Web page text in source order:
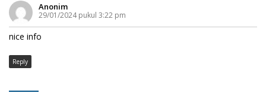
Anonim
29/01/2024 pukul 3:22 pm
nice info
Reply